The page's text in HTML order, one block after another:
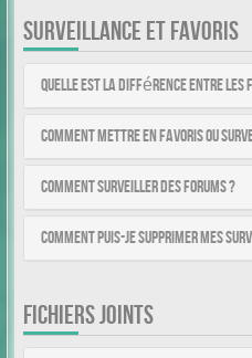
SURVEILLANCE ET FAVORIS
Quelle est la différence entre les
Comment mettre en favoris ou
Comment surveiller des forums ?
Comment puis-je supprimer mes
FICHIERS JOINTS